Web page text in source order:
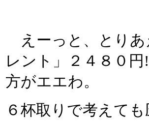
えーっと、とり
レント」２４８０
方がエエわ。
６杯取りで考えて